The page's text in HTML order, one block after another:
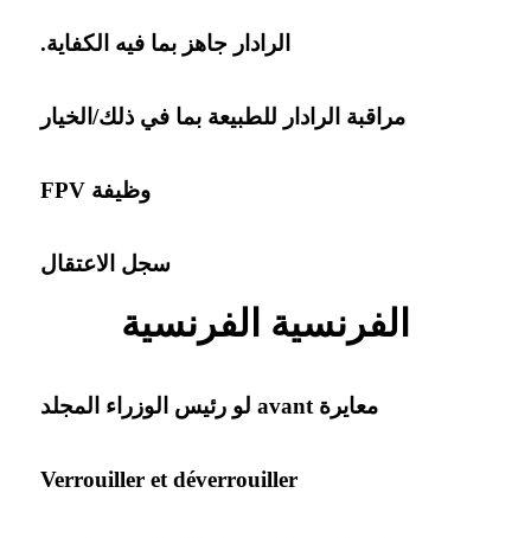
الرادار جاهز بما فيه الكفاية.
مراقبة الرادار للطبيعة بما في ذلك/الخيار
وظيفة FPV
سجل الاعتقال
الفرنسية الفرنسية
معايرة avant لو رئيس الوزراء المجلد
Verrouiller et déverrouiller